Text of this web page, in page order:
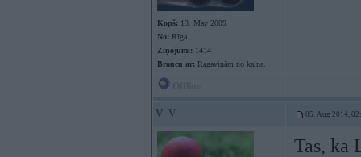
Kopš: 13. May 2009
No: Rīga
Ziņojumi: 1414
Braucu ar: Ragaviņām no kalna.
V_V 05. Aug 2014,
Tas, ka